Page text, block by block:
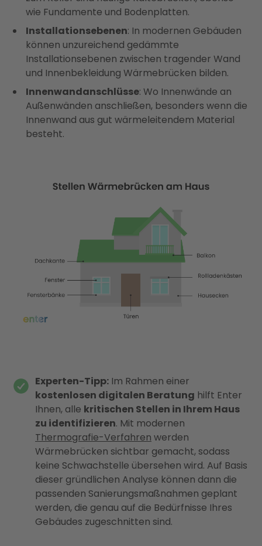
wie Fundamente und Bodenplatten.
Installationsebenen: In modernen Gebäuden
können unzureichend gedämmte
Installationsebenen zwischen tragender Wand
und Innenbekleidung Wärmebrücken bilden.
Innenwandanschlüsse: Wo Innenwände an
Außenwänden anschließen, besonders wenn die
Innenwand aus gut wärmeleitendem Material
besteht.
Experten-Tipp: Im Rahmen einer
kostenlosen digitalen Beratung hilft Enter
Ihnen, alle kritischen Stellen in Ihrem Haus
zu identifizieren. Mit modernen
Thermografie-Verfahren werden
Wärmebrücken sichtbar gemacht, sodass
keine Schwachstelle übersehen wird. Auf Basis
dieser gründlichen Analyse können dann die
passenden Sanierungsmaßnahmen geplant
werden, die genau auf die Bedürfnisse Ihres
Gebäudes zugeschnitten sind.